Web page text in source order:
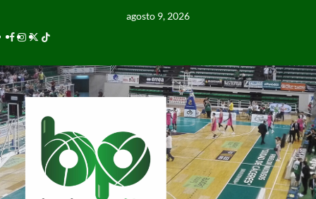
agosto 9, 2026